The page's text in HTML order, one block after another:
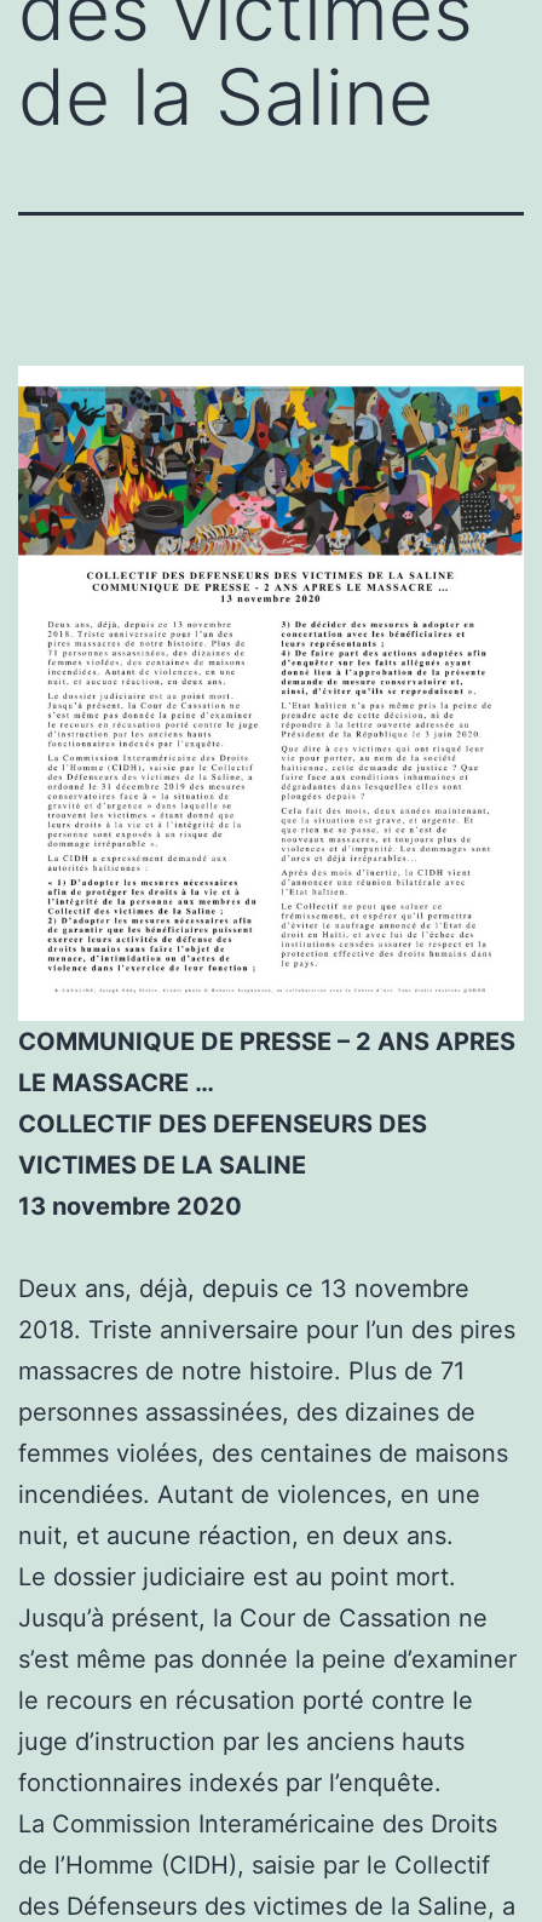
de la Saline
COMMUNIQUE DE PRESSE – 2 ANS APRES
LE MASSACRE …
COLLECTIF DES DEFENSEURS DES
VICTIMES DE LA SALINE
13 novembre 2020
Deux ans, déjà, depuis ce 13 novembre
2018. Triste anniversaire pour l’un des pires
massacres de notre histoire. Plus de 71
personnes assassinées, des dizaines de
femmes violées, des centaines de maisons
incendiées. Autant de violences, en une
nuit, et aucune réaction, en deux ans.
Le dossier judiciaire est au point mort.
Jusqu’à présent, la Cour de Cassation ne
s’est même pas donnée la peine d’examiner
le recours en récusation porté contre le
juge d’instruction par les anciens hauts
fonctionnaires indexés par l’enquête.
La Commission Interaméricaine des Droits
de l’Homme (CIDH), saisie par le Collectif
des Défenseurs des victimes de la Saline, a